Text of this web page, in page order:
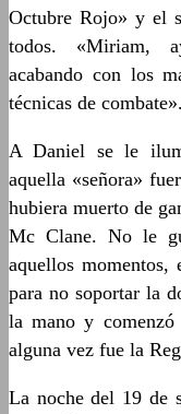
Octubre Rojo» y el
todos. «Miriam,
acabando con los
técnicas de
A Daniel se le
aquella «señora»
hubiera muerto de
Mc Clane. No le
aquellos momentos,
para no soportar la
la mano y
alguna vez fue la
La noche del 19 de